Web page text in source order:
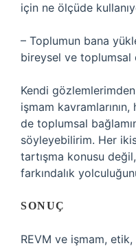
için ne ölçüde
– Toplumun bana
bireysel ve toplumsal
Kendi
işmam
de toplumsal
söyleyebilirim. Her
tartışma konusu
farkındalık
SONUÇ
REVM ve işmam,